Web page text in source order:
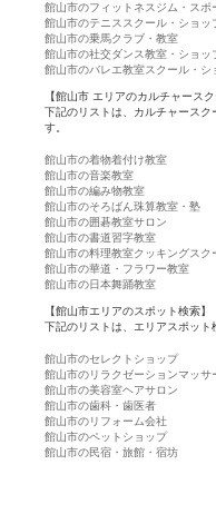
館山市のフィットネスジム・スポ
館山市のテニススクール・ショッ
館山市の乗馬クラブ・教室
館山市の社交ダンス教室・ショッ
館山市のバレエ教室スクール・シ
【館山市 エリアのカルチャース
下記のリストは、カルチャース
す。
館山市の着物着付け教室
館山市の音楽教室
館山市の編み物教室
館山市のそろばん珠算教室・塾
館山市の囲碁教室サロン
館山市の書道習字教室
館山市の料理教室クッキングスク
館山市の華道・フラワー教室
館山市の日本舞踊教室
【館山市エリアのスポット検索】
下記のリストは、エリアスポット
館山市のセレクトショップ
館山市のリラクゼーションマッサ
館山市の美容室ヘアサロン
館山市の歯科・歯医者
館山市のリフォーム会社
館山市のペットショップ
館山市の民宿・旅館・宿坊